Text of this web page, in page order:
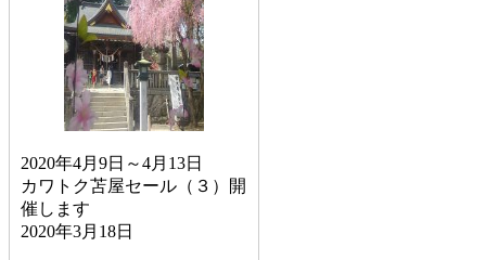
2020年4月9日～4月13日
カワトク苫屋セール（３）開
催します
2020年3月18日